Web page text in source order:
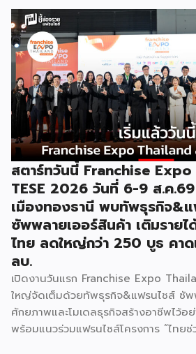
2026 ให้แก่ผู้ประกอบธุรกิจแฟรนไชส์ที่อ
ของกรมฯ นายพูนพงษ์ นัยนาภากรณ์
การค้า กระทรวงพาณิชย์ เปิดเผยภายหลั
“งานแฟรนไชส์ เอ็กซ์โป ไทยแลนด์ บาย
โป (Franchise Expo Thailand by
เป็นงานแสดงธุรกิจแฟรนไชส์ชั้นนำที่จัด
คอร์ปอเรชัน จำกัด เพื่อยกระดับศักยภาพ
เจ้าของธุรกิจที่ต้องการขยายกิจการผ่าน
สตาร์ทวันนี้ Franchise
TESE 2026 วันที่ 6-9 ส.ค
เมืองทองธานี พบทัพธุรกิจ&
ซัพพลายเออร์สินค้า เติมราย
ไทย ลดใหญ่กว่า 250 บูธ คา
ลบ.
เปิดงานวันแรก Franchise Expo
ใหญ่จัดเต็มด้วยทัพธุรกิจ&แฟรนไชส์ ซัพ
ศักยภาพและโมเดลธุรกิจสร้างอาชีพไว้อ
พร้อมแนวร่วมแฟรนไชส์โครงการ “ไทย